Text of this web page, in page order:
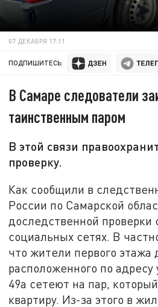
07 ДЕКАБРЯ 17:11
ПОДПИШИТЕСЬ:
В Самаре следователи
таинственным паром
В этой связи
проверку.
Как сообщили в
России по Самарской
доследственной проверки
социальных сетях. В
что жители первого этажа
расположенного по
49а сетeют на пар,
квартиру. Из-за этого в